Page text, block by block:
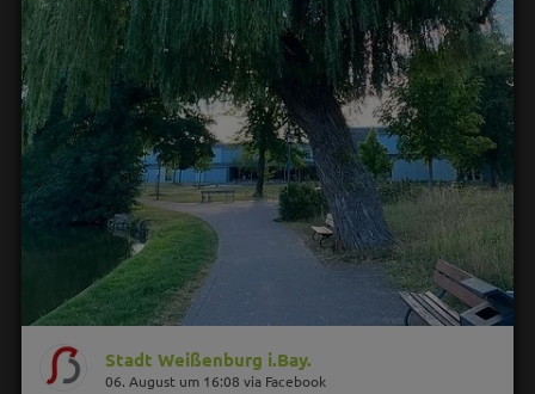
Stadt Weißenburg i.Bay.
06. August um 16:08 via Facebook